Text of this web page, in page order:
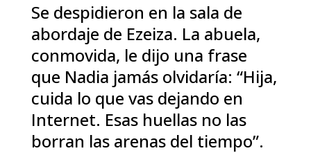
Se despidieron en la sala de
abordaje de Ezeiza. La abuela,
conmovida, le dijo una frase
que Nadia jamás olvidaría: “Hija,
cuida lo que vas dejando en
Internet. Esas huellas no las
borran las arenas del tiempo”.